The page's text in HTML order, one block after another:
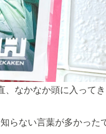
なかなか頭に入ってき
らない言葉が多かった